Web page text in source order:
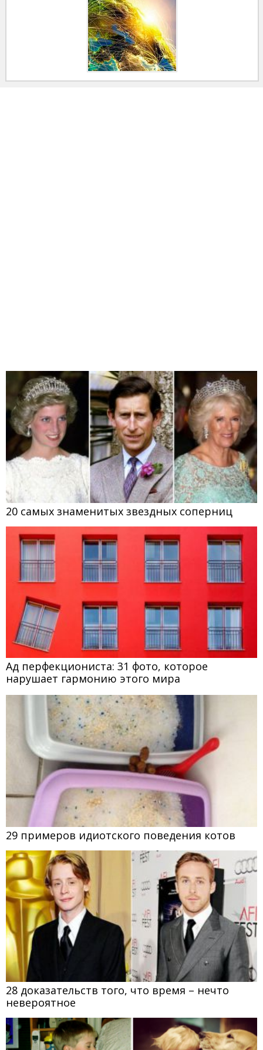
20 самых знаменитых звездных соперниц
Ад перфекциониста: 31 фото, которое
нарушает гармонию этого мира
29 примеров идиотского поведения котов
28 доказательств того, что время – нечто
невероятное